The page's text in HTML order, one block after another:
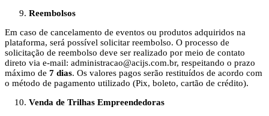
Reembolsos
Em caso de cancelamento de eventos ou produtos adquiridos na
plataforma, será possível solicitar reembolso. O processo de
solicitação de reembolso deve ser realizado por meio de contato
direto via e-mail: administracao@acijs.com.br, respeitando o prazo
máximo de 7 dias. Os valores pagos serão restituídos de acordo com
o método de pagamento utilizado (Pix, boleto, cartão de crédito).
Venda de Trilhas Empreendedoras